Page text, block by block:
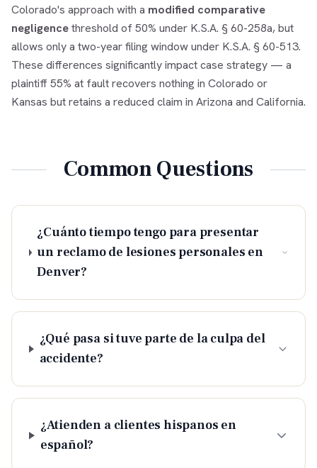
Colorado's approach with a modified comparative
negligencethreshold of 50% under K.S.A. § 60-258a, but
allows only a two-year filing window under K.S.A. § 60-513.
These differences significantly impact case strategy — a
plaintiff 55% at fault recovers nothing in Colorado or
Kansas but retains a reduced claim in Arizona and California.
Common Questions
¿Cuánto tiempo tengo para presentar
un reclamo de lesiones personales en
Denver?
¿Qué pasa si tuve parte de la culpa del
accidente?
¿Atienden a clientes hispanos en
español?